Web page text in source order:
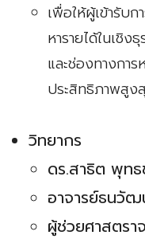
เพื่อให้ผู้เข้ารับ
หารายได้ในเชิ
และช่องทางการ
ประสิทธิภาพสูง
วิทยากร
ดร.สาธิต พุท
อาจารย์ธนวั
ผู้ช่วยศาสตร